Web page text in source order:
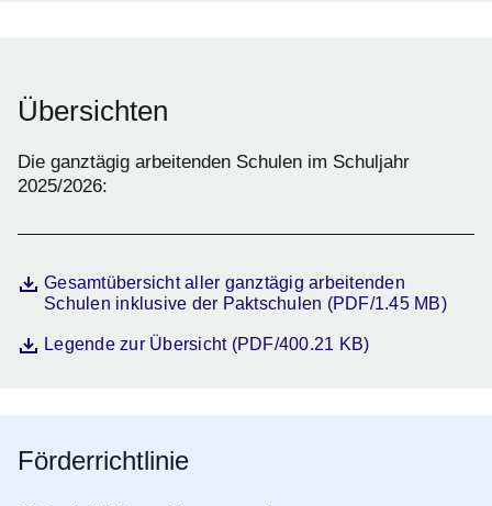
Übersichten
Die ganztägig arbeitenden Schulen im Schuljahr
2025/2026:
DateiGesamtübersicht aller ganztägig arbeitenden
Schulen inklusive der Paktschulen (PDF/1.45 MB)
Öffnet sich in einem neuen Fenster
DateiLegende zur Übersicht (PDF/400.21 KB)
Öffnet sich in einem neuen Fenster
Förderrichtlinie